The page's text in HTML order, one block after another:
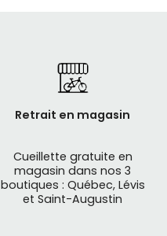
Retrait en magasin
Cueillette gratuite en
magasin dans nos 3
boutiques : Québec, Lévis
et Saint-Augustin